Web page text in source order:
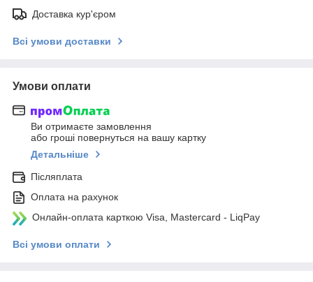
Доставка кур'єром
Всі умови доставки
Умови оплати
Ви отримаєте замовлення
або гроші повернуться на вашу картку
Детальніше
Післяплата
Оплата на рахунок
Онлайн-оплата карткою Visa, Mastercard - LiqPay
Всі умови оплати